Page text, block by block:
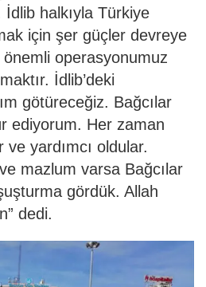
halkıyla Türkiye
için şer güçler devreye
operasyonumuz
İdlib’deki
götüreceğiz. Bağcılar
ediyorum. Her zaman
ve yardımcı oldular.
mazlum varsa Bağcılar
gördük. Allah
dedi.